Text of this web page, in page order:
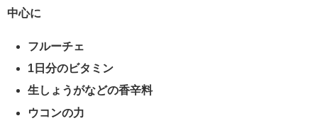
中心に
フルーチェ
1日分のビタミン
生しょうがなどの香辛料
ウコンの力